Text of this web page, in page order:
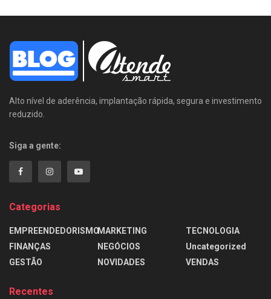
Alto nível de aderência, implantação rápida, segura e investimento
reduzido.
Siga a gente:
Categorias
EMPREENDEDORISMO
FINANÇAS
GESTÃO
MARKETING
NEGÓCIOS
NOVIDADES
TECNOLOGIA
Uncategorized
VENDAS
Recentes